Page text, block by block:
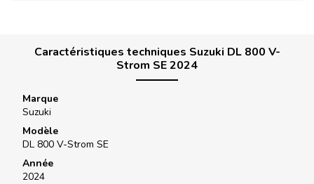
Caractéristiques techniques Suzuki DL 800 V-
Strom SE 2024
Marque
Suzuki
Modèle
DL 800 V-Strom SE
Année
2024